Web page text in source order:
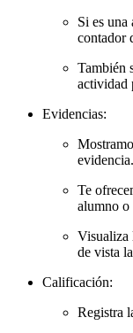
Si es una
contador
También
actividad
Evidencias:
evidencia.
Te
alumno o
Visualiza
de vista
Calificación:
Registra